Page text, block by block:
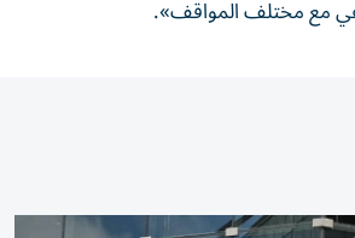
مع مختلف المواقف».